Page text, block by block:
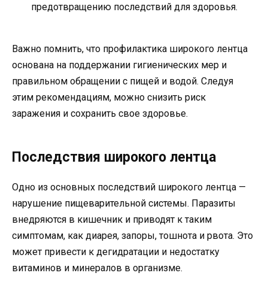
предотвращению последствий для здоровья.
Важно помнить, что профилактика широкого лентца
основана на поддержании гигиенических мер и
правильном обращении с пищей и водой. Следуя
этим рекомендациям, можно снизить риск
заражения и сохранить свое здоровье.
Последствия широкого лентца
Одно из основных последствий широкого лентца —
нарушение пищеварительной системы. Паразиты
внедряются в кишечник и приводят к таким
симптомам, как диарея, запоры, тошнота и рвота. Это
может привести к дегидратации и недостатку
витаминов и минералов в организме.